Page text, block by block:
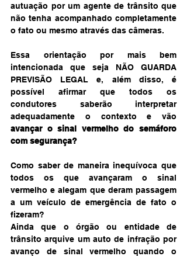
autuação por um agente de trânsito que
não tenha acompanhado completamente
o fato ou mesmo através das câmeras.
Essa orientação por mais bem
intencionada que seja NÃO GUARDA
PREVISÃO LEGAL e, além disso, é
possível afirmar que todos os
condutores saberão interpretar
avançar o sinal vermelho do semáforo
com segurança?
Como saber de maneira inequívoca que
todos os que avançaram o sinal
vermelho e alegam que deram passagem
a um veículo de emergência de fato o
fizeram?
Ainda que o órgão ou entidade de
trânsito arquive um auto de infração por
avanço de sinal vermelho quando o